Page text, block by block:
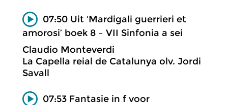
07:50 Uit ‘Mardigali guerrieri et
amorosi’ boek 8 – VII Sinfonia a sei
Claudio Monteverdi
La Capella reial de Catalunya olv. Jordi
Savall
07:53 Fantasie in f voor